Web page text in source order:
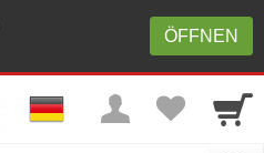
ÖFFNEN